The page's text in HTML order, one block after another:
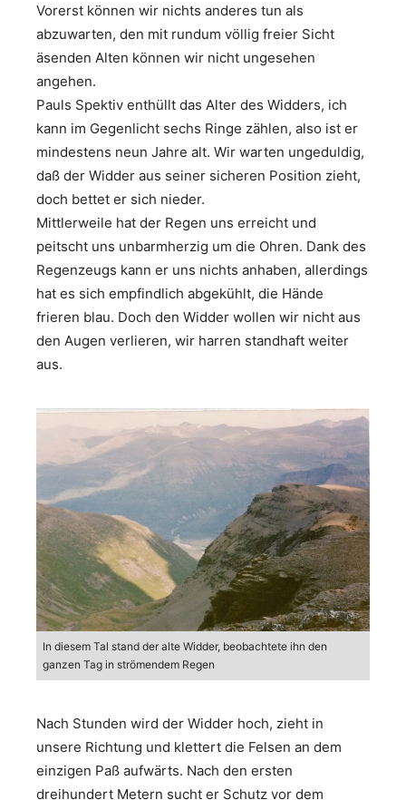
Vorerst können wir nichts anderes tun als
abzuwarten, den mit rundum völlig freier Sicht
äsenden Alten können wir nicht ungesehen
angehen.
Pauls Spektiv enthüllt das Alter des Widders, ich
kann im Gegenlicht sechs Ringe zählen, also ist er
mindestens neun Jahre alt. Wir warten ungeduldig,
daß der Widder aus seiner sicheren Position zieht,
doch bettet er sich nieder.
Mittlerweile hat der Regen uns erreicht und
peitscht uns unbarmherzig um die Ohren. Dank des
Regenzeugs kann er uns nichts anhaben, allerdings
hat es sich empfindlich abgekühlt, die Hände
frieren blau. Doch den Widder wollen wir nicht aus
den Augen verlieren, wir harren standhaft weiter
aus.
In diesem Tal stand der alte Widder, beobachtete ihn den
ganzen Tag in strömendem Regen
Nach Stunden wird der Widder hoch, zieht in
unsere Richtung und klettert die Felsen an dem
einzigen Paß aufwärts. Nach den ersten
dreihundert Metern sucht er Schutz vor dem